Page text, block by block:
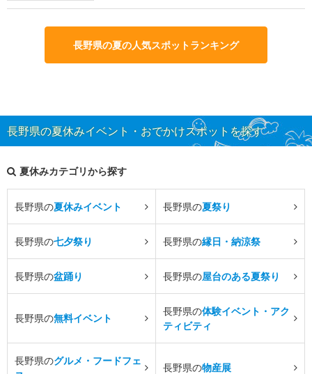
長野県の夏の人気スポットランキング
長野県の夏休みイベント・おでかけスポットを探す
夏休みカテゴリから探す
長野県の夏休みイベント 長野県の夏祭り
長野県の七夕祭り 長野県の縁日・納涼祭
長野県の盆踊り 長野県の屋台のある夏祭り
長野県の無料イベント
長野県の体験イベント・アク
ティビティ
長野県のグルメ・フードフェ
長野県の物産展